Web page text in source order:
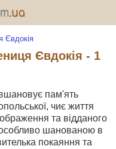
Євдокія
Євдокія - 1
пам'ять
чиє життя
та відданого
шанованою в
покаяння та